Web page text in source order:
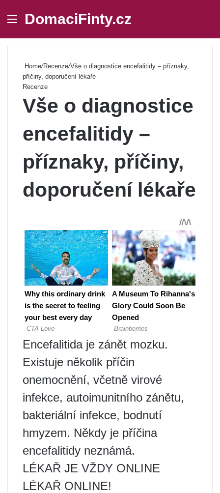
Menu
DomaciFinty.cz
Home/Recenze/Vše o diagnostice encefalitidy – příznaky,
příčiny, doporučení lékaře
Recenze
Vše o diagnostice
encefalitidy –
příznaky, příčiny,
doporučení lékaře
Encefalitida je zánět mozku.
Existuje několik příčin
onemocnění, včetně virové
infekce, autoimunitního zánětu,
bakteriální infekce, bodnutí
hmyzem. Někdy je příčina
encefalitidy neznámá.
LÉKAŘ JE VŽDY ONLINE
LÉKAŘ ONLINE!